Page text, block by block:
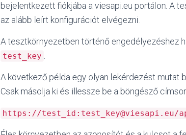
bejelentkezett fiókjába a viesapi.eu portálon. A
az alább leírt konfigurációt elvégezni.
A tesztkörnyezetben történő engedélyezéshez
test_key
A következő példa egy olyan lekérdezést mutat
Csak másolja ki és illessze be a böngésző
https://test_id:test_key@viesapi.eu/